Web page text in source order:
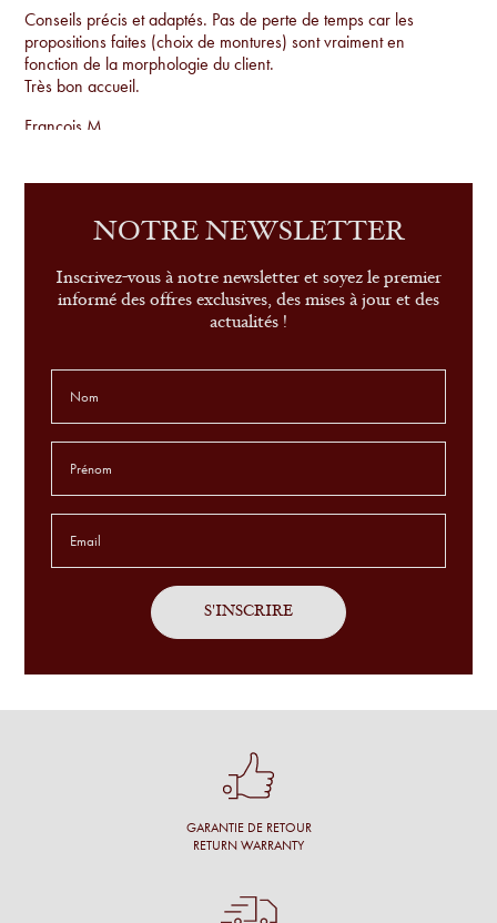
Conseils précis et adaptés. Pas de perte de temps car les
propositions faites (choix de montures) sont vraiment en
fonction de la morphologie du client.
Très bon accueil.
Francois M.
Conseils par rapport à la morphologie, proposition de
examen de la vue sur place.
Sandrine G.
le conseil, le service et très belle sélection de modèles
Leonor P.
L'aide du choix des lunettes est extraordinaire. Jamais connu
ça avant. je suis COMBLÉ !
Service sur mesure, avec patience sur des montures
un grand choix et fait des commentaires pertinents.
Une cliente
Conseil personnalisé et surtout une proposition de montures
de l’opticien et beaucoup de conscience professionnelle.
NOTRE NEWSLETTER
Inscrivez-vous à notre newsletter et soyez le premier
informé des offres exclusives, des mises à jour et des
actualités !
GARANTIE DE RETOUR
RETURN WARRANTY